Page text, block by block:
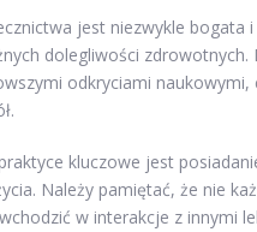
jest niezwykle
dolegliwości
odkryciami
kluczowe jest
Należy pamiętać, że nie
w interakcje z innymi